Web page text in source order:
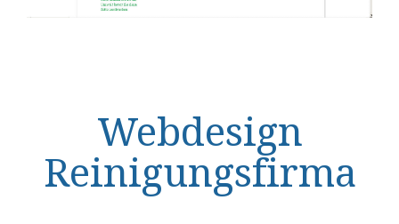
Webdesign
Reinigungsfirma